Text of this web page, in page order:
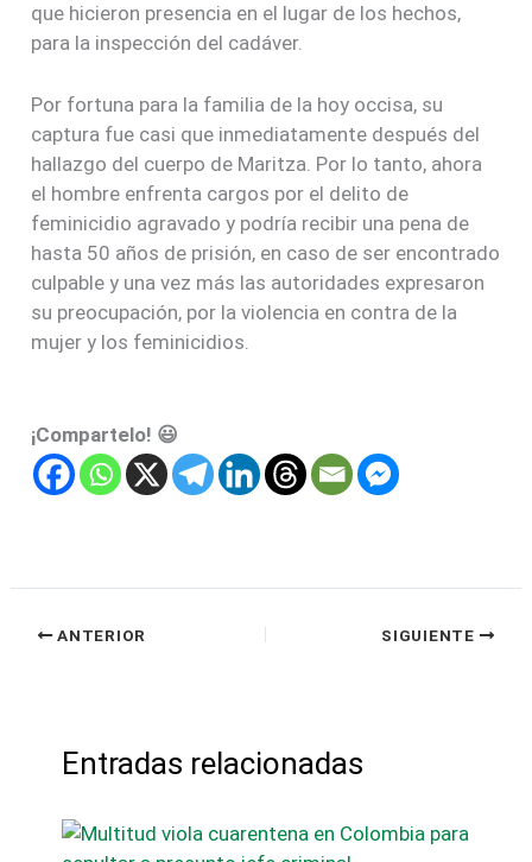
que hicieron presencia en el lugar de los hechos,
para la inspección del cadáver.
Por fortuna para la familia de la hoy occisa, su
captura fue casi que inmediatamente después del
hallazgo del cuerpo de Maritza. Por lo tanto, ahora
el hombre enfrenta cargos por el delito de
feminicidio agravado y podría recibir una pena de
hasta 50 años de prisión, en caso de ser encontrado
culpable y una vez más las autoridades expresaron
su preocupación, por la violencia en contra de la
mujer y los feminicidios.
¡Compartelo! 😃
ANTERIOR SIGUIENTE
Entradas relacionadas